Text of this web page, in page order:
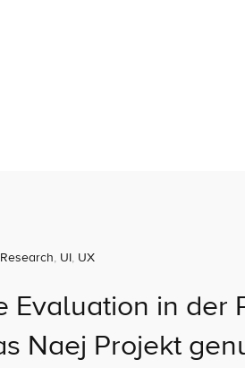
Research, UI, UX
Evaluation in der
Naej Projekt